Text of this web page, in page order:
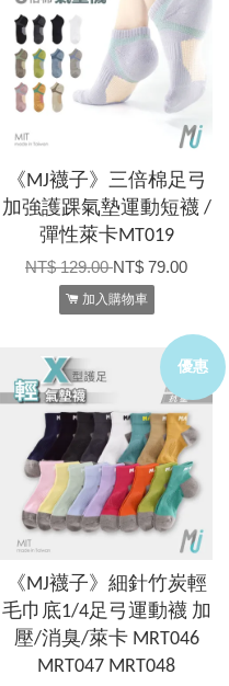
《MJ襪子》三倍棉足弓
加強護踝氣墊運動短襪 /
彈性萊卡MT019
NT$ 129.00NT$ 79.00
加入購物車
優惠
《MJ襪子》細針竹炭輕
毛巾底1/4足弓運動襪 加
壓/消臭/萊卡 MRT046
MRT047 MRT048